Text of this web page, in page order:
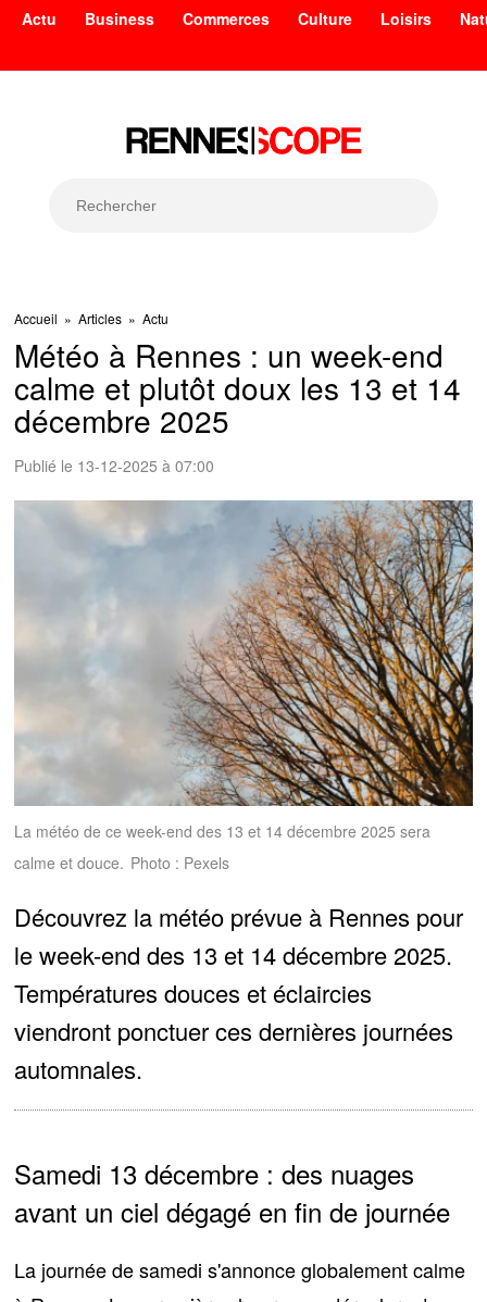
Actu Business Commerces Culture Loisirs
Accueil »Articles »Actu
Météo à Rennes : un week-end
calme et plutôt doux les 13 et 14
décembre 2025
Publié le 13-12-2025 à 07:00
La météo de ce week-end des 13 et 14 décembre 2025 sera
calme et douce. Photo : Pexels
Découvrez la météo prévue à Rennes pour
le week-end des 13 et 14 décembre 2025.
Températures douces et éclaircies
viendront ponctuer ces dernières journées
automnales.
Samedi 13 décembre : des nuages
avant un ciel dégagé en fin de journée
La journée de samedi s'annonce globalement calme